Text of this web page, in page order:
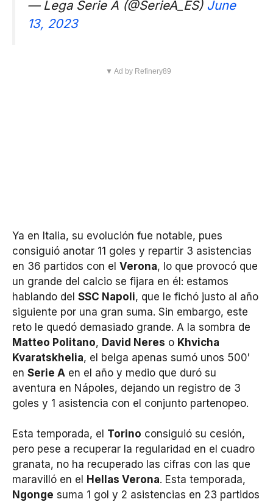
— Lega Serie A (@SerieA_ES) June
13, 2023
▼ Ad by Refinery89
Ya en Italia, su evolución fue notable, pues
consiguió anotar 11 goles y repartir 3 asistencias
en 36 partidos con el Verona, lo que provocó que
un grande del calcio se fijara en él: estamos
hablando del SSC Napoli, que le fichó justo al año
siguiente por una gran suma. Sin embargo, este
reto le quedó demasiado grande. A la sombra de
Matteo Politano, David Neres o Khvicha
Kvaratskhelia, el belga apenas sumó unos 500′
en Serie A en el año y medio que duró su
aventura en Nápoles, dejando un registro de 3
goles y 1 asistencia con el conjunto partenopeo.
Esta temporada, el Torino consiguió su cesión,
pero pese a recuperar la regularidad en el cuadro
granata, no ha recuperado las cifras con las que
maravilló en el
Hellas Verona. Esta temporada,
Ngonge suma 1 gol y 2 asistencias en 23 partidos